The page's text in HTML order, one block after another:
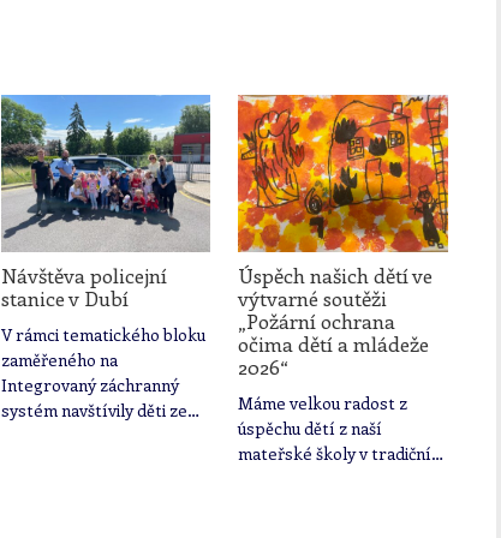
Návštěva policejní
stanice v Dubí
V rámci tematického bloku
zaměřeného na
Integrovaný záchranný
systém navštívily děti ze…
Úspěch našich dětí ve
výtvarné soutěži
„Požární ochrana
očima dětí a mládeže
2026“
Máme velkou radost z
úspěchu dětí z naší
mateřské školy v tradiční…